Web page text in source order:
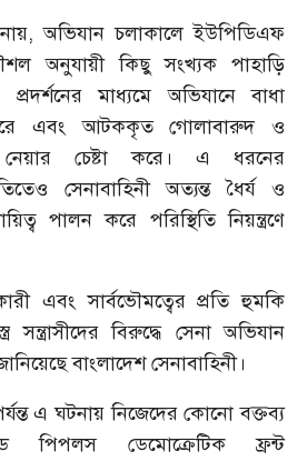
অভিযান চলাকালে ইউপিডিএফ
অনুযায়ী কিছু সংখ্যক পাহাড়ি
প্রদর্শনের মাধ্যমে অভিযানে বাধা
করে এবং আটককৃত গোলাবারুদ ও
নেয়ার চেষ্টা করে। এ ধরনের
সেনাবাহিনী অত্যন্ত ধৈর্য ও
পালন করে পরিস্থিতি নিয়ন্ত্রণে
এবং সার্বভৌমত্বের প্রতি হুমকি
সন্ত্রাসীদের বিরুদ্ধে সেনা অভিযান
বাংলাদেশ সেনাবাহিনী।
এ ঘটনায় নিজেদের কোনো বক্তব্য
পিপলস ডেমোক্রেটিক ফ্রন্ট